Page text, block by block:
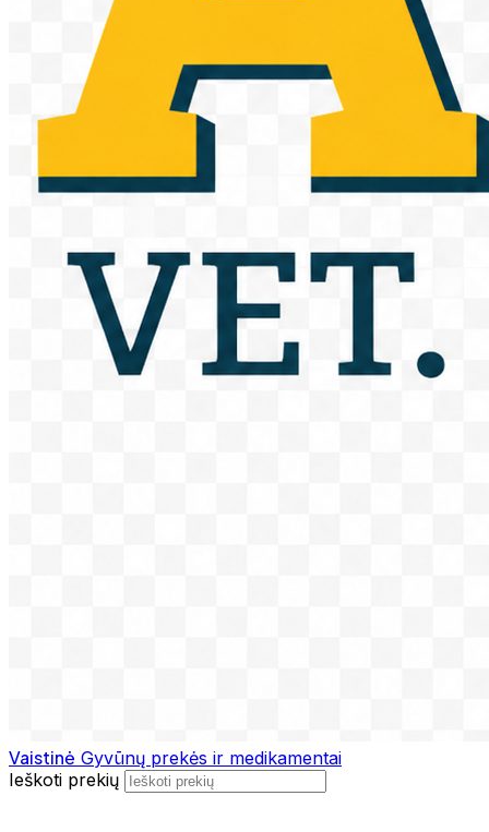
Vaistinė Gyvūnų prekės ir medikamentai
Ieškoti prekių